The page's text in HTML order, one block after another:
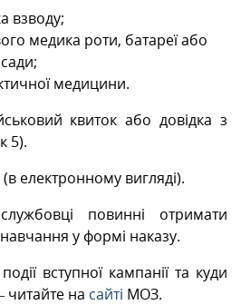
взводу;
медика роти, батареї або
медицини.
квиток або довідка з
5).
електронному вигляді).
повинні отримати
у формі наказу.
вступної кампанії та куди
читайте на сайті МОЗ.